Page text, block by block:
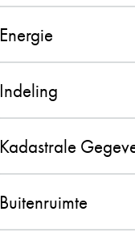
Energie
Indeling
Kadastrale
Buitenruimte
02-11-2025
10
De verkoop
vindt en dat hij
en is makkelijk